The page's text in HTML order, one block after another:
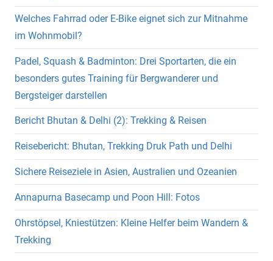
Welches Fahrrad oder E-Bike eignet sich zur Mitnahme
im Wohnmobil?
Padel, Squash & Badminton: Drei Sportarten, die ein
besonders gutes Training für Bergwanderer und
Bergsteiger darstellen
Bericht Bhutan & Delhi (2): Trekking & Reisen
Reisebericht: Bhutan, Trekking Druk Path und Delhi
Sichere Reiseziele in Asien, Australien und Ozeanien
Annapurna Basecamp und Poon Hill: Fotos
Ohrstöpsel, Kniestützen: Kleine Helfer beim Wandern &
Trekking